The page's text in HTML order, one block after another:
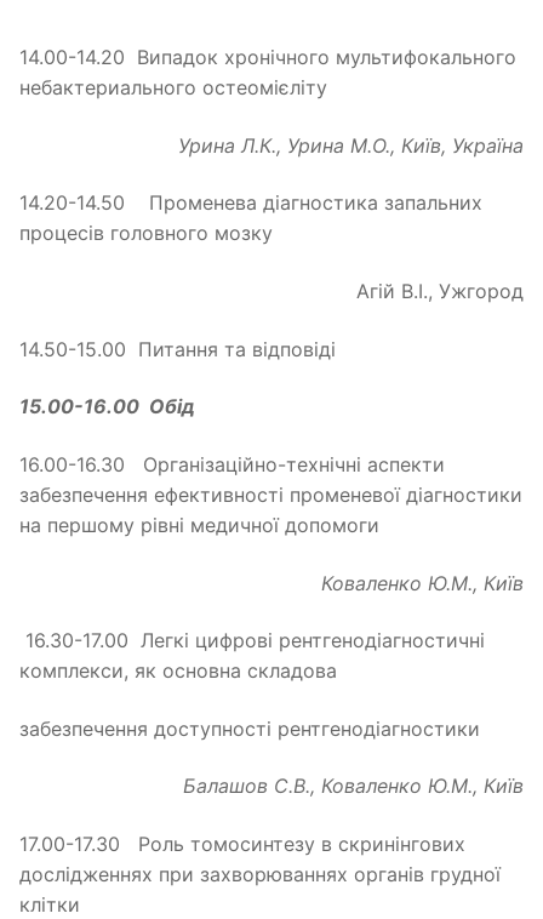
14.00-14.20 Випадок хронічного мультифокального
небактериального остеомієліту
Урина Л.К., Урина М.О., Київ, Україна
14.20-14.50 Променева діагностика запальних
процесів головного мозку
Агій В.І., Ужгород
14.50-15.00 Питання та відповіді
15.00-16.00 Обід
16.00-16.30 Організаційно-технічні аспекти
забезпечення ефективності променевої діагностики
на першому рівні медичної допомоги
Коваленко Ю.М., Київ
16.30-17.00 Легкі цифрові рентгенодіагностичні
комплекси, як основна складова
забезпечення доступності рентгенодіагностики
Балашов С.В., Коваленко Ю.М., Київ
17.00-17.30 Роль томосинтезу в скринінгових
дослідженнях при захворюваннях органів грудної
клітки